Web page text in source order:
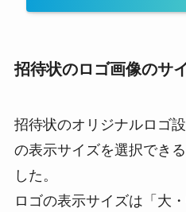
招待状のロゴ画像のサ
招待状のオリジナルロゴ
の表示サイズを選択でき
した。
ロゴの表示サイズは「大